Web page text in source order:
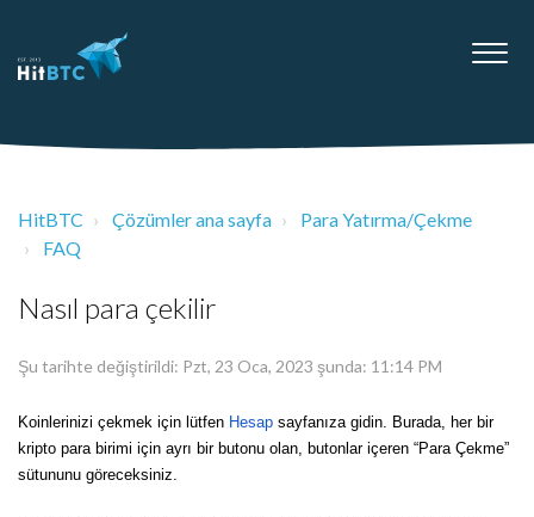
HitBTC Çözümler ana sayfa
Para Yatırma/Çekme
FAQ
Nasıl para çekilir
Şu tarihte değiştirildi: Pzt, 23 Oca, 2023 şunda: 11:14 PM
Koinlerinizi çekmek için lütfen Hesap sayfanıza gidin. Burada, her bir
kripto para birimi için ayrı bir butonu olan, butonlar içeren “Para Çekme”
sütununu göreceksiniz.